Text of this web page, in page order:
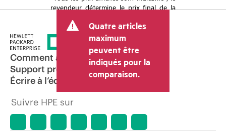
revendeur détermine le prix final de la
tels que la TVA ou les taxes sur la vente
et les frais d’expédition. Le prix de la
transaction déterminé par le revendeur
peut varier par rapport à d’autres
revendeurs et au prix indicatif affiché.
Les prix indicatifs peuvent inclure des
offres promotionnelles limitées dans le
temps. HPE se réserve le droit d’ajuster
les prix à tout moment pour diverses
raisons, notamment, mais sans s’y limiter,
Quatre articles
maximum
peuvent être
indiqués pour la
comparaison.
Comment acheter
Support produit
Écrire à l’équipe commerciale
Suivre HPE sur